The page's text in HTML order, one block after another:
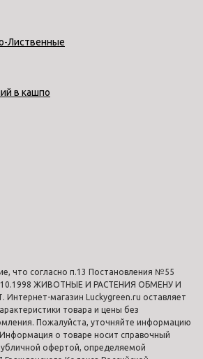
Лиственные
в кашпо
что согласно п.13 Постановления №55
ЖИВОТНЫЕ И РАСТЕНИЯ ОБМЕНУ И
магазин Luckygreen.ru оставляет
товара и цены без
Пожалуйста, уточняйте информацию
о товаре носит справочный
офертой, определяемой